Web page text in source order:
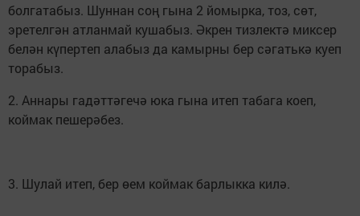
болгатабыз. Шуннан соң гына 2 йомырка, тоз, сөт,
эретелгән атланмай кушабыз. Әкрен тизлектә миксер
белән күпертеп алабыз да камырны бер сәгатькә куеп
торабыз.
2. Аннары гадәттәгечә юка гына итеп табага коеп,
коймак пешерәбез.
3. Шулай итеп, бер өем коймак барлыкка килә.